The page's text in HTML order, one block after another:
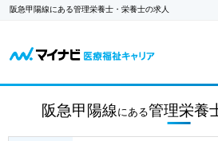
阪急甲陽線にある管理栄養士・栄養士の求人
阪急甲陽線 にある管理栄養